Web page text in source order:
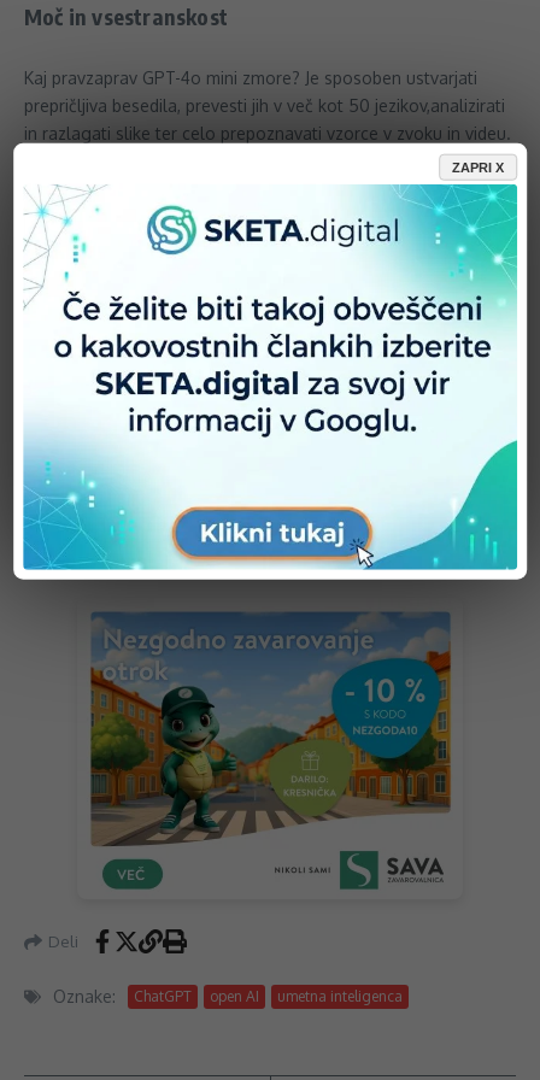
Moč in vsestranskost
Kaj pravzaprav GPT-4o mini zmore? Je sposoben ustvarjati
prepričljiva besedila, prevesti jih v več kot 50 jezikov,analizirati
in razlagati slike ter celo prepoznavati vzorce v zvoku in videu.
Vse to z izjemno hitrostjo in natančnostjo. To odpira vrata
neštetim možnostim uporabe, od izboljšanja storitev za
stranke do avtomatizacije ustvarjanja vsebin in še veliko več.
Model vsebuje tudi spletne podatke, zbrane do oktobra 2023.
Cenovna dostopnost
Ena od ključnih prednosti GPT-4o mini je njegova cenovna
dostopnost. OpenAI se zaveda, da mora biti vrhunska umetna
inteligenca na voljo ne le velikim podjetjem, temveč tudi
posameznikom in manjšim organizacijam. Zato so model
oblikovali tako, da je cenovno ugoden, ne da bi pri tem
žrtvovali zmogljivost. Ponudniki lahko do njega dostopajo za
manj kot polovico cene dostopa do zmogljivejših modelov
umetne inteligence.
Deli
Oznake: ChatGPT open AI umetna inteligenca
ZAPRI X